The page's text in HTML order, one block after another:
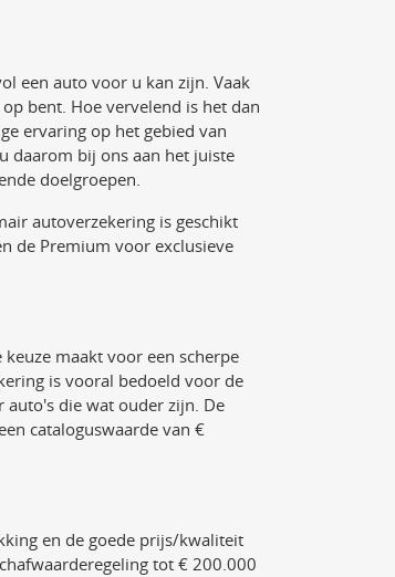
een auto voor u kan zijn. Vaak
bent. Hoe vervelend is het dan
ervaring op het gebied van
daarom bij ons aan het juiste
doelgroepen.
autoverzekering is geschikt
de Premium voor exclusieve
maakt voor een scherpe
is vooral bedoeld voor de
auto's die wat ouder zijn. De
cataloguswaarde van €
en de goede prijs/kwaliteit
tot € 200.000